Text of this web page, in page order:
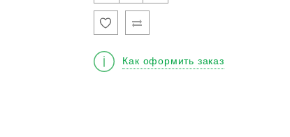
Туя
западная
С2,5
Как оформить заказ